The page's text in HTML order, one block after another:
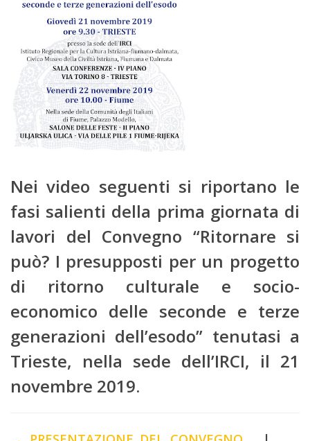
Nei video seguenti si riportano le
fasi salienti della prima giornata di
lavori del Convegno “Ritornare si
può? I presupposti per un progetto
di ritorno culturale e socio-
economico delle seconde e terze
generazioni dell’esodo” tenutasi a
Trieste, nella sede dell’IRCI, il 21
novembre 2019.